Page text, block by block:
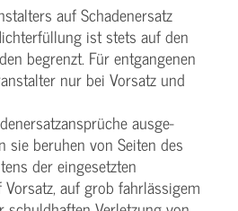
auf Schadenersatz
ist stets auf den
begrenzt. Für entgangenen
nur bei Vorsatz und
ausge-
sie beruhen von Seiten des
der eingesetzten
auf grob fahrlässigem